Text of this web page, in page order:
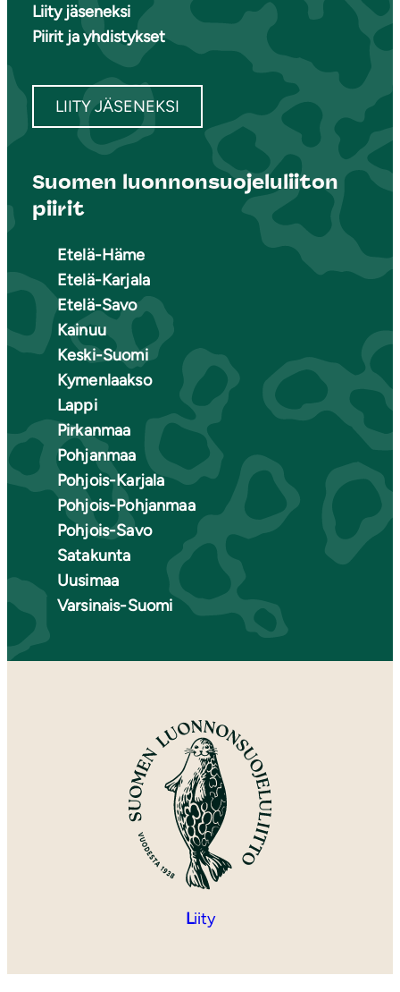
Liity jäseneksi
Piirit ja yhdistykset
LIITY JÄSENEKSI
Suomen luonnonsuojeluliiton
piirit
Etelä-Häme
Etelä-Karjala
Etelä-Savo
Kainuu
Keski-Suomi
Kymenlaakso
Lappi
Pirkanmaa
Pohjanmaa
Pohjois-Karjala
Pohjois-Pohjanmaa
Pohjois-Savo
Satakunta
Uusimaa
Varsinais-Suomi
Liity